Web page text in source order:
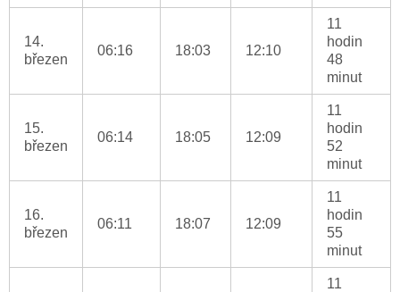
14.
březen
06:16 18:03 12:10
11
hodin
48
minut
15.
březen
06:14 18:05 12:09
11
hodin
52
minut
16.
březen
06:11 18:07 12:09
11
hodin
55
minut
11